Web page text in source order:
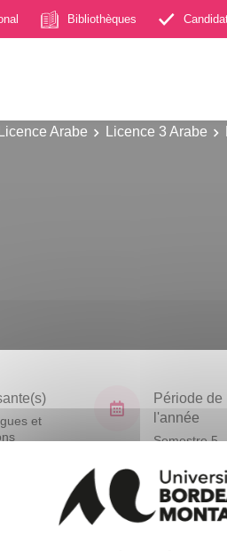
Bibliothèques
Arabe Licence 3 Arabe
et
Période de
l'année
Semestre 5